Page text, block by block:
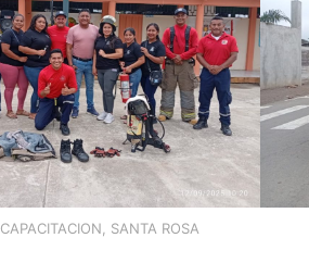
CAPACITACION SANTA ROSA